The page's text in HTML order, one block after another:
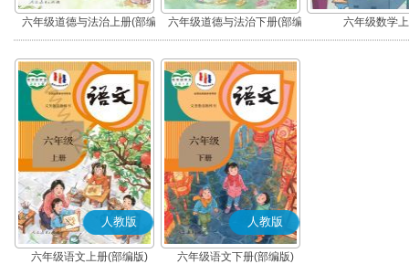
六年级道德与法治上册(部编
版)
六年级道德与法治下册(部编
版)
六年级数学
人教版
六年级语文上册(部编版)
人教版
六年级语文下册(部编版)